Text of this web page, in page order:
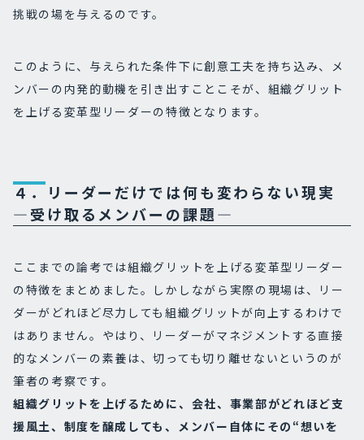
挑戦の場を与えるのです。
このように、与えられた条件下に創意工夫を持ち込み、メ
ンバーの内発的動機を引き出すことこそが、組織グリット
を上げる変革型リーダーの特徴となります。
４．リーダーだけでは何も変わらない現実
―受け取るメンバーの課題―
ここまでの論考では組織グリットを上げる変革型リーダー
の特徴をまとめました。しかしながら実際の現場は、リー
ダーがどれほど尽力しても組織グリットが向上するわけで
はありません。やはり、リーダーがマネジメントする直接
的なメンバーの素養は、切っても切り離せないというのが
筆者の考察です。
組織グリットを上げるために、会社、事業部がどれほど支
援風土、制度を醸成しても、メンバー自体にその“想いを